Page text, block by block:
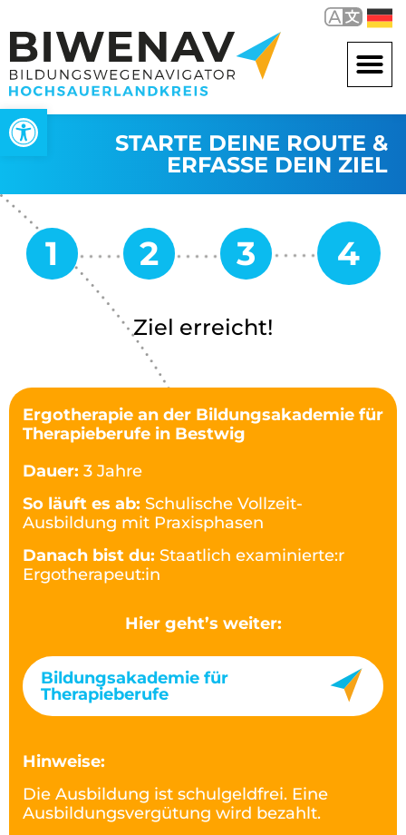
Werkzeugleiste öffnen
STARTE DEINE ROUTE &
ERFASSE DEIN ZIEL
Ziel erreicht!
Ergotherapie an der Bildungsakademie für
Therapieberufe in Bestwig
Dauer: 3 Jahre
So läuft es ab: Schulische Vollzeit-
Ausbildung mit Praxisphasen
Danach bist du: Staatlich examinierte:r
Ergotherapeut:in
Hier geht’s weiter:
Bildungsakademie für
Therapieberufe
Hinweise:
Die Ausbildung ist schulgeldfrei. Eine
Ausbildungsvergütung wird bezahlt.